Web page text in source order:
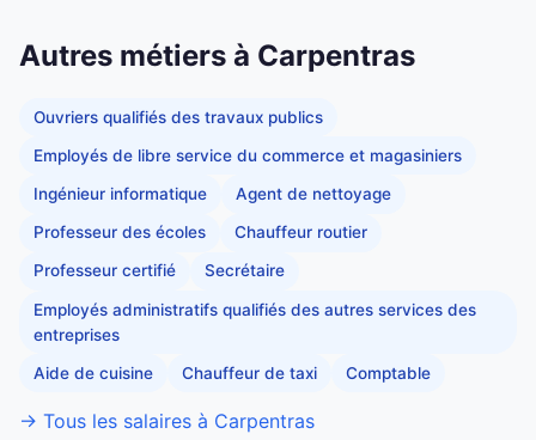
Autres métiers à Carpentras
Ouvriers qualifiés des travaux publics
Employés de libre service du commerce et magasiniers
Ingénieur informatique Agent de nettoyage
Professeur des écoles Chauffeur routier
Professeur certifié Secrétaire
Employés administratifs qualifiés des autres services des
entreprises
Aide de cuisine Chauffeur de taxi Comptable
→ Tous les salaires à Carpentras